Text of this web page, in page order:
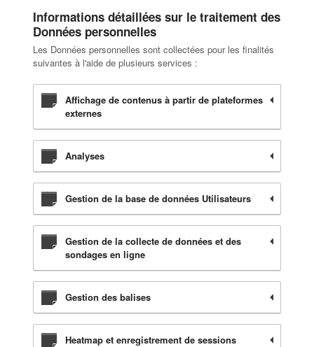
Informations détaillées sur le traitement des
Données personnelles
Les Données personnelles sont collectées pour les finalités
suivantes à l'aide de plusieurs services :
Affichage de contenus à partir de plateformes
externes
Analyses
Gestion de la base de données Utilisateurs
Gestion de la collecte de données et des
sondages en ligne
Gestion des balises
Heatmap et enregistrement de sessions